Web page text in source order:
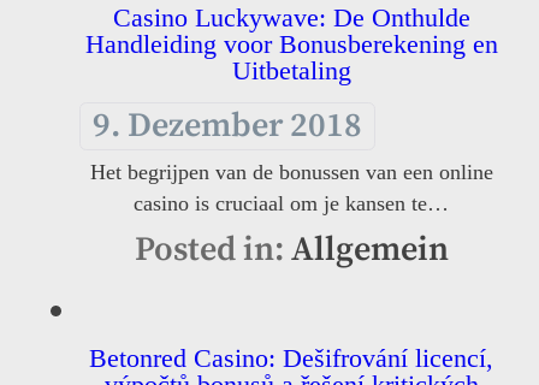
Casino Luckywave: De Onthulde
Handleiding voor Bonusberekening en
Uitbetaling
9. Dezember 2018
Het begrijpen van de bonussen van een online
casino is cruciaal om je kansen te…
Posted in: Allgemein
Betonred Casino: Dešifrování licencí,